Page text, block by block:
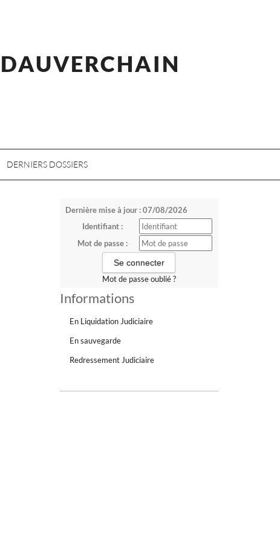
DERNIERS DOSSIERS
Dernière mise à jour : 07/08/2026
Identifiant :
Mot de passe :
Mot de passe oublié ?
Informations
En Liquidation Judiciaire
En sauvegarde
Redressement Judiciaire